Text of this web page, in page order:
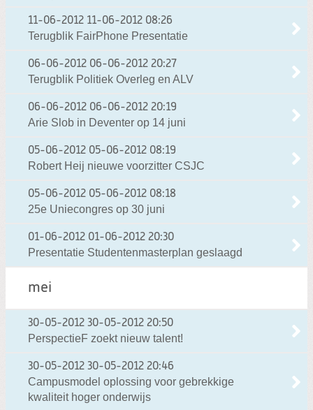
11-06-2012 11-06-2012 08:26
Terugblik FairPhone Presentatie
06-06-2012 06-06-2012 20:27
Terugblik Politiek Overleg en ALV
06-06-2012 06-06-2012 20:19
Arie Slob in Deventer op 14 juni
05-06-2012 05-06-2012 08:19
Robert Heij nieuwe voorzitter CSJC
05-06-2012 05-06-2012 08:18
25e Uniecongres op 30 juni
01-06-2012 01-06-2012 20:30
Presentatie Studentenmasterplan geslaagd
mei
30-05-2012 30-05-2012 20:50
PerspectieF zoekt nieuw talent!
30-05-2012 30-05-2012 20:46
Campusmodel oplossing voor gebrekkige
kwaliteit hoger onderwijs